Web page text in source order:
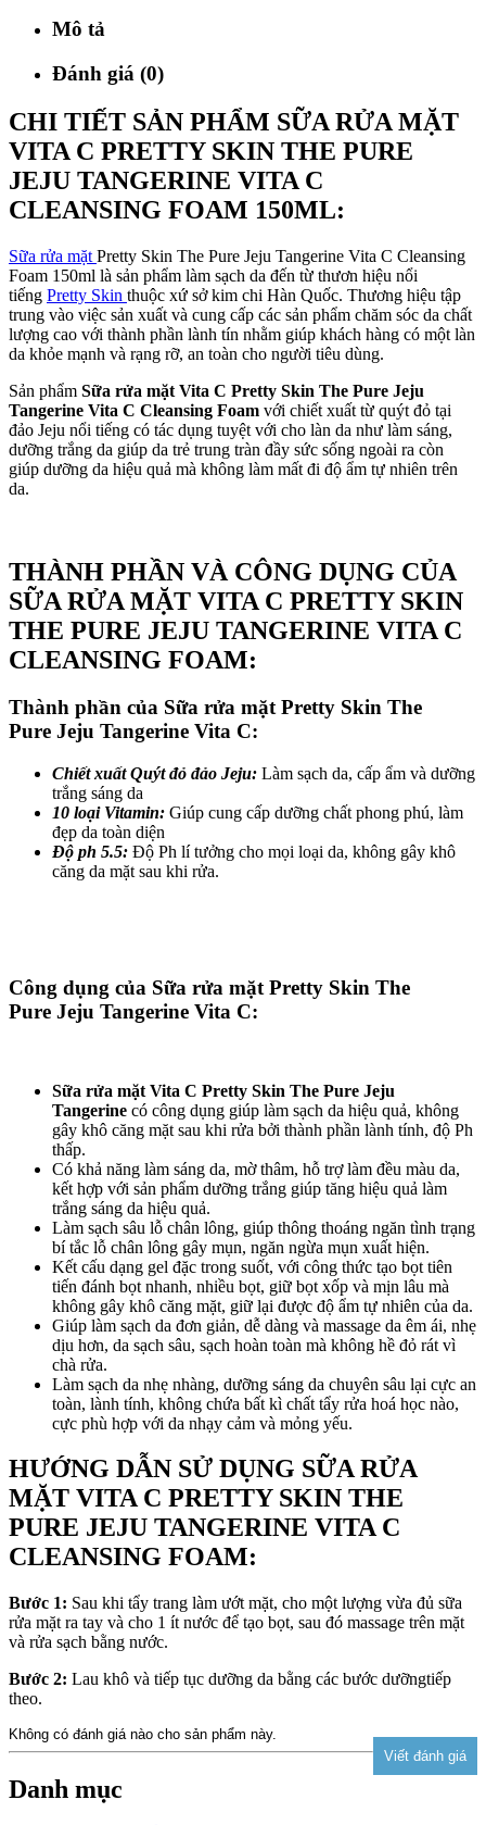
Mô tả
Đánh giá (0)
CHI TIẾT SẢN PHẨM SỮA RỬA MẶT
VITA C PRETTY SKIN THE PURE
JEJU TANGERINE VITA C
CLEANSING FOAM 150ML:
Sữa rửa mặt Pretty Skin The Pure Jeju Tangerine Vita C Cleansing
Foam 150ml là sản phẩm làm sạch da đến từ thươn hiệu nổi
tiếng Pretty Skin thuộc xứ sở kim chi Hàn Quốc. Thương hiệu tập
trung vào việc sản xuất và cung cấp các sản phẩm chăm sóc da chất
lượng cao với thành phần lành tín nhằm giúp khách hàng có một làn
da khỏe mạnh và rạng rỡ, an toàn cho người tiêu dùng.
Sản phẩm Sữa rửa mặt Vita C Pretty Skin The Pure Jeju
Tangerine Vita C Cleansing Foam với chiết xuất từ quýt đỏ tại
đảo Jeju nổi tiếng có tác dụng tuyệt với cho làn da như làm sáng,
dưỡng trắng da giúp da trẻ trung tràn đầy sức sống ngoài ra còn
giúp dưỡng da hiệu quả mà không làm mất đi độ ẩm tự nhiên trên
da.
THÀNH PHẦN VÀ CÔNG DỤNG CỦA
SỮA RỬA MẶT VITA C PRETTY SKIN
THE PURE JEJU TANGERINE VITA C
CLEANSING FOAM:
Thành phần của Sữa rửa mặt Pretty Skin The
Pure Jeju Tangerine Vita C:
Chiết xuất Quýt đỏ đảo Jeju: Làm sạch da, cấp ẩm và dưỡng
trắng sáng da
10 loại Vitamin: Giúp cung cấp dưỡng chất phong phú, làm
đẹp da toàn diện
Độ ph 5.5: Độ Ph lí tưởng cho mọi loại da, không gây khô
căng da mặt sau khi rửa.
Công dụng của Sữa rửa mặt Pretty Skin The
Pure Jeju Tangerine Vita C:
Sữa rửa mặt Vita C Pretty Skin The Pure Jeju
Tangerine có công dụng giúp làm sạch da hiệu quả, không
gây khô căng mặt sau khi rửa bởi thành phần lành tính, độ Ph
thấp.
Có khả năng làm sáng da, mờ thâm, hỗ trợ làm đều màu da,
kết hợp với sản phẩm dưỡng trắng giúp tăng hiệu quả làm
trắng sáng da hiệu quả.
Làm sạch sâu lỗ chân lông, giúp thông thoáng ngăn tình trạng
bí tắc lỗ chân lông gây mụn, ngăn ngừa mụn xuất hiện.
Kết cấu dạng gel đặc trong suốt, với công thức tạo bọt tiên
tiến đánh bọt nhanh, nhiều bọt, giữ bọt xốp và mịn lâu mà
không gây khô căng mặt, giữ lại được độ ẩm tự nhiên của da.
Giúp làm sạch da đơn giản, dễ dàng và massage da êm ái, nhẹ
dịu hơn, da sạch sâu, sạch hoàn toàn mà không hề đỏ rát vì
chà rửa.
Làm sạch da nhẹ nhàng, dưỡng sáng da chuyên sâu lại cực an
toàn, lành tính, không chứa bất kì chất tẩy rửa hoá học nào,
cực phù hợp với da nhạy cảm và mỏng yếu.
HƯỚNG DẪN SỬ DỤNG SỮA RỬA
MẶT VITA C PRETTY SKIN THE
PURE JEJU TANGERINE VITA C
CLEANSING FOAM:
Bước 1: Sau khi tẩy trang làm ướt mặt, cho một lượng vừa đủ sữa
rửa mặt ra tay và cho 1 ít nước để tạo bọt, sau đó massage trên mặt
và rửa sạch bằng nước.
Bước 2: Lau khô và tiếp tục dưỡng da bằng các bước dưỡngtiếp
theo.
Không có đánh giá nào cho sản phẩm này.
Danh mục